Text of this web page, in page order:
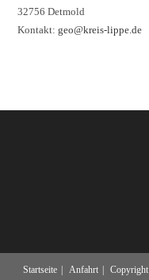
32756 Detmold
Kontakt:geo@kreis-lippe.de
Startseite Anfahrt Copyright